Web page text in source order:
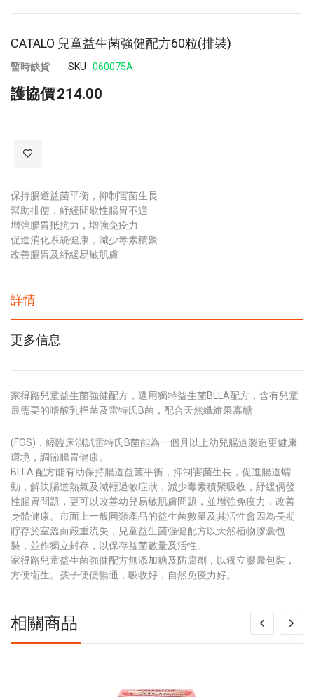
CATALO 兒童益生菌強健配方60粒(排裝)
暫時缺貨 SKU 060075A
護協價214.00
保持腸道益菌平衡，抑制害菌生長
幫助排便，紓緩間歇性腸胃不適
增強腸胃抵抗力，增強免疫力
促進消化系統健康，減少毒素積聚
改善腸胃及紓緩易敏肌膚
詳情
更多信息
家得路兒童益生菌強健配方，選用獨特益生菌BLLA配方，含有兒童
最需要的嗜酸乳桿菌及雷特氏B菌，配合天然纖維果寡醣
(FOS)，經臨床測試雷特氏B菌能為一個月以上幼兒腸道製造更健康
環境，調節腸胃健康。
BLLA 配方能有助保持腸道益菌平衡，抑制害菌生長，促進腸道蠕
動，解決腸道熱氣及減輕過敏症狀，減少毒素積聚吸收，紓緩偶發
性腸胃問題，更可以改善幼兒易敏肌膚問題，並增強免疫力，改善
身體健康。市面上一般同類產品的益生菌數量及其活性會因為長期
貯存於室溫而嚴重流失，兒童益生菌強健配方以天然植物膠囊包
裝，並作獨立封存，以保存益菌數量及活性。
家得路兒童益生菌強健配方無添加糖及防腐劑，以獨立膠囊包裝，
方便衛生。孩子便便暢通，吸收好，自然免疫力好。
相關商品